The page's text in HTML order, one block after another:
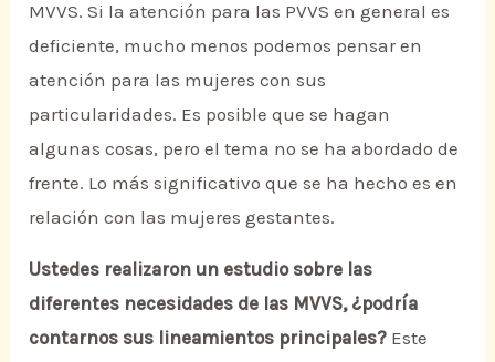
MVVS. Si la atención para las PVVS en general es
deficiente, mucho menos podemos pensar en
atención para las mujeres con sus
particularidades. Es posible que se hagan
algunas cosas, pero el tema no se ha abordado de
frente. Lo más significativo que se ha hecho es en
relación con las mujeres gestantes.
Ustedes realizaron un estudio sobre las
diferentes necesidades de las MVVS, ¿podría
contarnos sus lineamientos principales? Este